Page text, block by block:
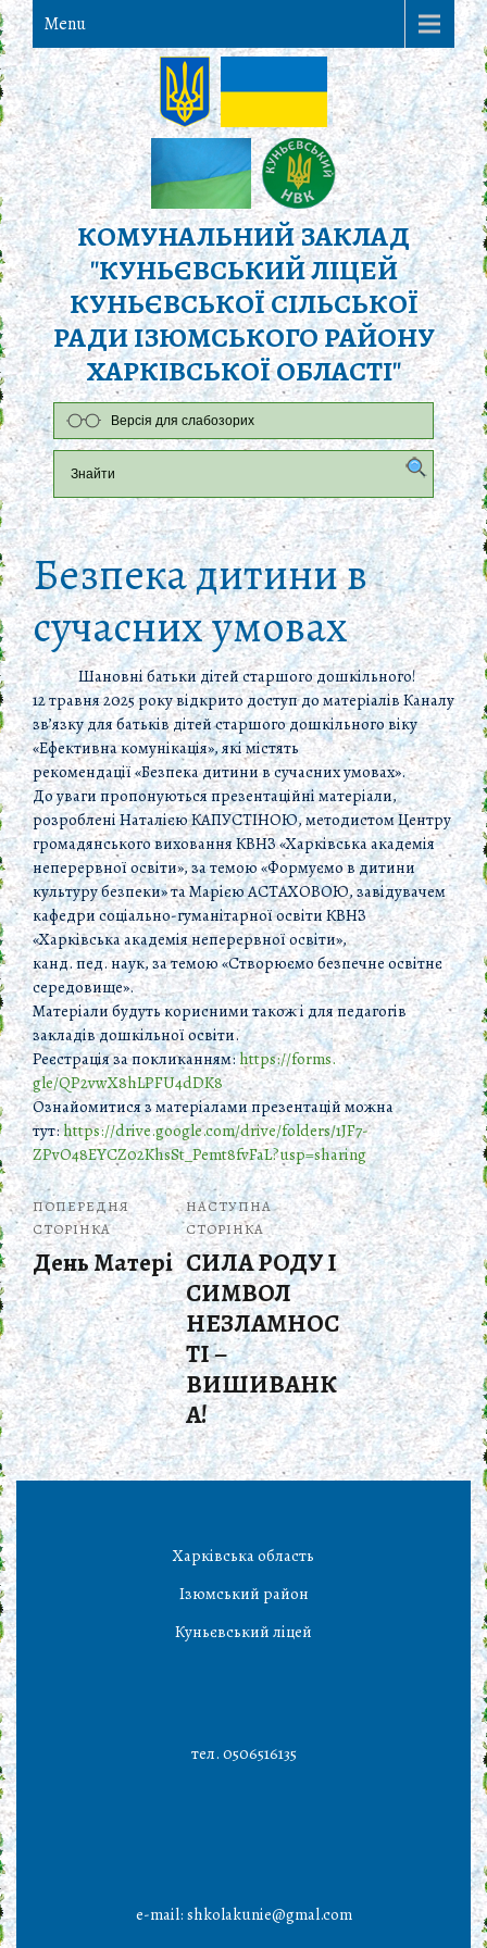
Menu
КОМУНАЛЬНИЙ ЗАКЛАД
"КУНЬЄВСЬКИЙ ЛІЦЕЙ
КУНЬЄВСЬКОЇ СІЛЬСЬКОЇ
РАДИ ІЗЮМСЬКОГО РАЙОНУ
ХАРКІВСЬКОЇ ОБЛАСТІ"
Версія для слабозорих
Безпека дитини в
сучасних умовах
Шановні батьки дітей старшого дошкільного!
12 травня 2025 року відкрито доступ до матеріалів Каналу
зв’язку для батьків дітей старшого дошкільного віку
«Ефективна комунікація», які містять
рекомендації «Безпека дитини в сучасних умовах».
До уваги пропонуються презентаційні матеріали,
розроблені Наталією КАПУСТІНОЮ, методистом Центру
громадянського виховання КВНЗ «Харківська академія
неперервної освіти», за темою «Формуємо в дитини
культуру безпеки» та Марією АСТАХОВОЮ, завідувачем
кафедри соціально-гуманітарної освіти КВНЗ
«Харківська академія неперервної освіти»,
канд. пед. наук, за темою «Створюємо безпечне освітнє
середовище».
Матеріали будуть корисними також і для педагогів
закладів дошкільної освіти.
Реєстрація за покликанням:https://forms.
gle/QP2vwX8hLPFU4dDK8
Ознайомитися з матеріалами презентацій можна
тут:https://drive.google.com/drive/folders/1JF7-
ZPvO48EYCZ02KhsSt_Pemt8fvFaL?usp=sharing
ПОПЕРЕДНЯ
СТОРІНКА
День Матері
НАСТУПНА
СТОРІНКА
СИЛА РОДУ І
СИМВОЛ
НЕЗЛАМНОС
ТІ –
ВИШИВАНК
А!
Харківська область
Ізюмський район
Куньєвський ліцей
тел. 0506516135
e-mail: shkolakunie@gmal.com